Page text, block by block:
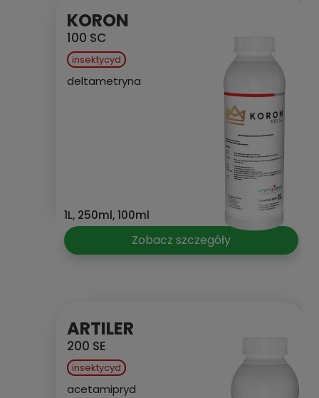
KORON
100 SC
insektycyd
deltametryna
1L, 250ml, 100ml
Zobacz szczegóły
ARTILER
200 SE
insektycyd
acetamipryd